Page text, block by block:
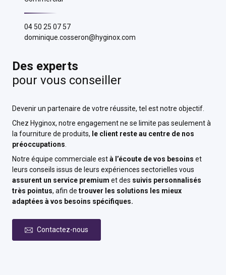
04 50 25 07 57
dominique.cosseron@hyginox.com
Des experts
pour vous conseiller
Devenir un partenaire de votre réussite, tel est notre objectif.
Chez Hyginox, notre engagement ne se limite pas seulement à
la fourniture de produits, le client reste au centre de nos
préoccupations
Notre équipe commerciale està l’écoute de vos besoins et
leurs conseils issus de leurs expériences sectorielles vous
assurent un service premium et des suivis personnalisés
très pointus, afin de trouver les solutions les mieux
adaptées à vos besoins spécifiques.
Contactez-nous